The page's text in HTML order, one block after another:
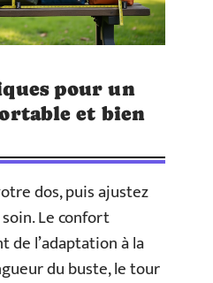
pour un
et bien
dos, puis ajustez
Le confort
l’adaptation à la
du buste, le tour